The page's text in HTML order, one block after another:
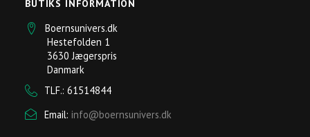
BUTIKS INFORMATION
Boernsunivers.dk
Hestefolden 1
3630 Jægerspris
Danmark
TLF.: 61514844
Email: info@boernsunivers.dk